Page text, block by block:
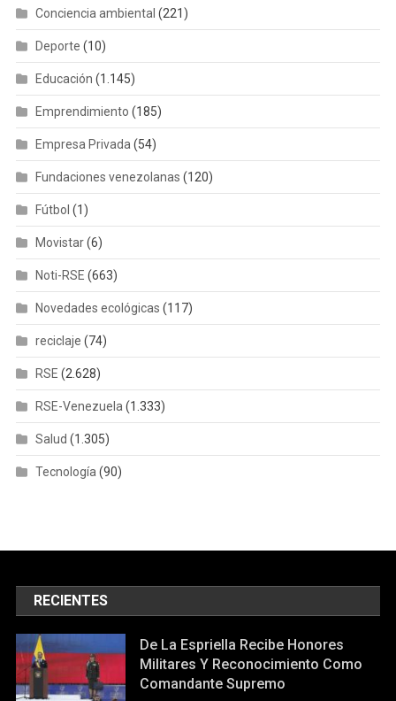
Conciencia ambiental (221)
Deporte (10)
Educación (1.145)
Emprendimiento (185)
Empresa Privada (54)
Fundaciones venezolanas (120)
Fútbol (1)
Movistar(6)
Noti-RSE (663)
Novedades ecológicas (117)
reciclaje (74)
RSE (2.628)
RSE-Venezuela (1.333)
Salud (1.305)
Tecnología (90)
RECIENTES
De La Espriella Recibe Honores
Militares Y Reconocimiento Como
Comandante Supremo